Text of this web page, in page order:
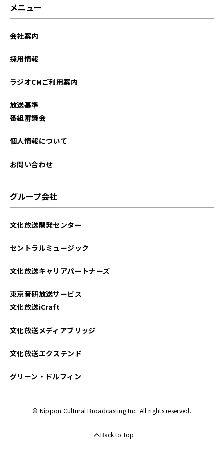
メニュー
会社案内
採用情報
ラジオCMご利用案内
放送基準
番組審議会
個人情報について
お問い合わせ
グループ会社
文化放送開発センター
セントラルミュージック
文化放送キャリアパートナーズ
東京音研放送サービス
文化放送iCraft
文化放送メディアブリッジ
文化放送エクステンド
グリーン・ドルフィン
© Nippon Cultural Broadcasting Inc. All rights reserved.
Back to Top